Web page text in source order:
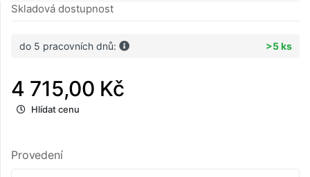
Skladová dostupnost
do 5 pracovních dnů: >5 ks
4 715,00 Kč
Hlídat cenu
Provedení